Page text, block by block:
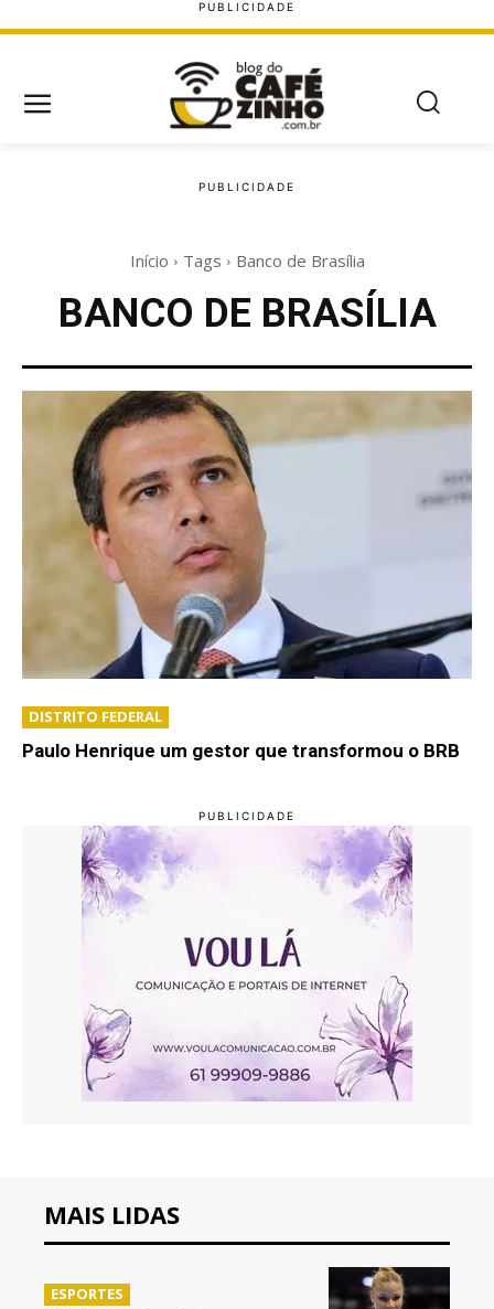
Início Tags Banco de Brasília
BANCO DE BRASÍLIA
DISTRITO FEDERAL
Paulo Henrique um gestor que transformou o BRB
MAIS LIDAS
ESPORTES